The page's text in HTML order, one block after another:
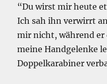
“Du wirst mir heute
Ich sah ihn verwirrt
mir nicht, während er
meine Handgelenke
Doppelkarabiner